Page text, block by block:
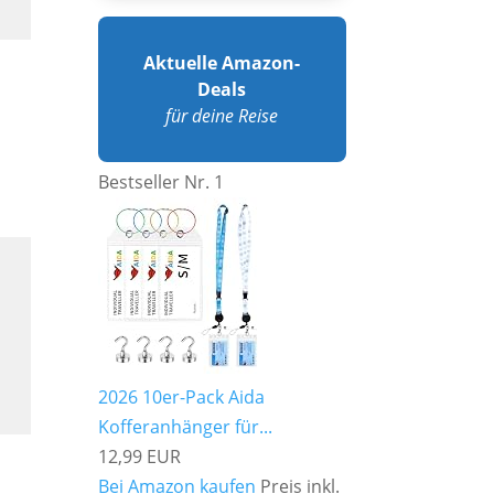
Aktuelle Amazon-
Deals
für deine Reise
Bestseller Nr. 1
2026 10er-Pack Aida
Kofferanhänger für...
12,99 EUR
Bei Amazon kaufen Preis inkl.